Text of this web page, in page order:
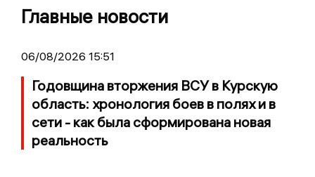
Главные новости
06/08/2026 15:51
Годовщина вторжения ВСУ в Курскую
область: хронология боев в полях и в
сети - как была сформирована новая
реальность